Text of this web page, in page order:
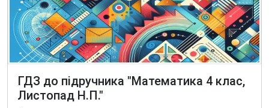
ГДЗ до підручника "Математика 4 клас,
Листопад Н.П."